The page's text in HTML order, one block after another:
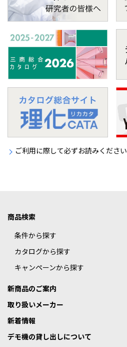
ご利用に際して必ずお読みください
商品検索
条件から探す
カタログから探す
キャンペーンから探す
新商品のご案内
取り扱いメーカー
新着情報
デモ機の貸し出しについて